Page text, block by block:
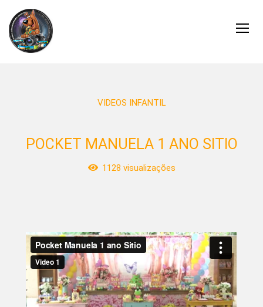
VIDEOS INFANTIL
POCKET MANUELA 1 ANO SITIO
1128 visualizações